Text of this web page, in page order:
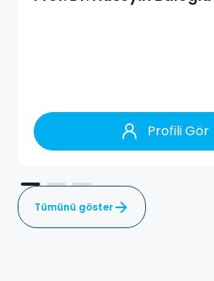
Profili Gör
Tümünü göster